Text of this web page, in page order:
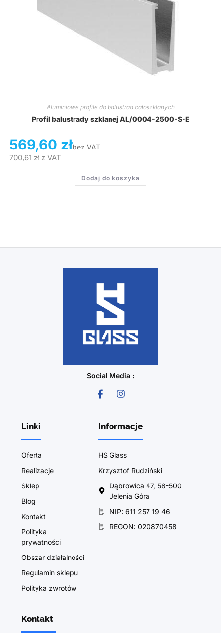
Aluminiowe profile do balustrad całoszklanych
Profil balustrady szklanej AL/0004-2500-S-E
569,60 złbez VAT
700,61 złz VAT
Dodaj do koszyka
Social Media :
Linki
Oferta
Realizacje
Sklep
Blog
Kontakt
Polityka
prywatności
Obszar działalności
Regulamin sklepu
Polityka zwrotów
Informacje
HS Glass
Krzysztof Rudziński
Dąbrowica 47, 58-500
Jelenia Góra
NIP: 611 257 19 46
REGON: 020870458
Kontakt